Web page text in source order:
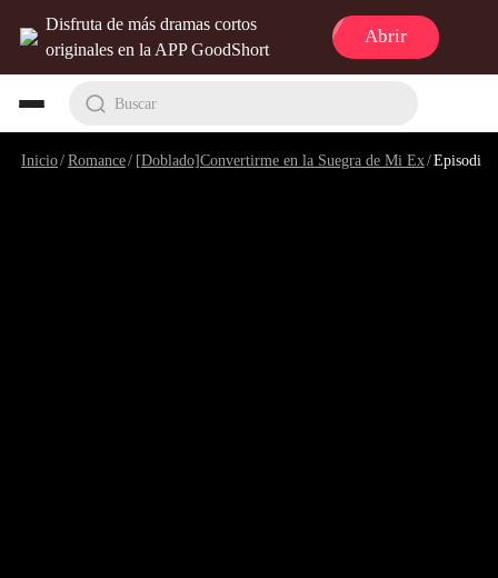
Disfruta de más dramas cortos
originales en la APP GoodShort
Abrir
Buscar
Inicio/Romance/ [Doblado]Convertirme en la Suegra de Mi Ex/Episodio 2